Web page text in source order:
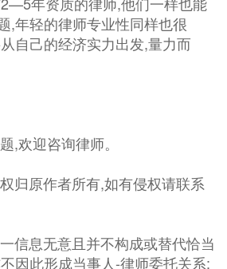
,年轻的律师专业性同样也很
自己的经济实力出发,量力而
,欢迎咨询律师。
归原作者所有,如有侵权请联系
信息无意且并不构成或替代恰当
因此形成当事人-律师委托关系;